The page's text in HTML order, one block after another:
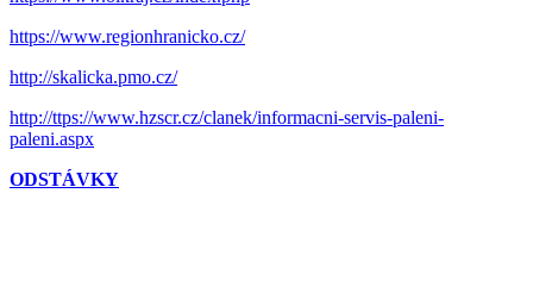
https://www.regionhranicko.cz/
http://skalicka.pmo.cz/
http://ttps://www.hzscr.cz/clanek/informacni-servis-paleni-
paleni.aspx
ODSTÁVKY